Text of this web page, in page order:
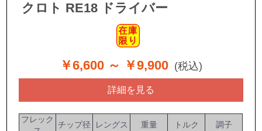
クロト RE18 ドライバー
￥6,600 ～ ￥9,900 (税込)
詳細を見る
フレック
チップ径 レングス 重量 トルク
調子